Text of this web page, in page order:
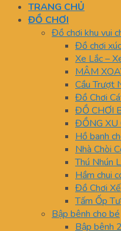
TRANG CHỦ
ĐỒ CHƠI
Đồ chơi khu vui
Đồ chơi
Xe Lắc –
MÂM
Cầu Trượt
Đồ Chơi
ĐỒ CHƠI
ĐỒNG XU
Hồ banh
Nhà Chòi
Thú Nhún
Hầm chui
Đồ Chơi
Tấm Ốp
Bập bênh cho bé
Bập bênh